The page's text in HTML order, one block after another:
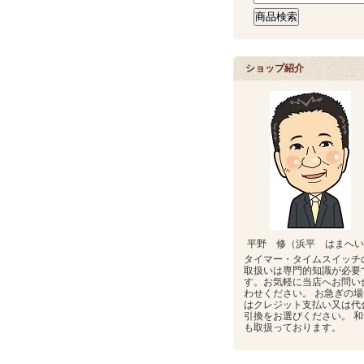
ショップ紹介
平野 修（浜平 はまへい
タイマー・タイムスイッチ
取扱いは専門的知識が必要
す。お気軽に当店へお問い
わせください。 お急ぎの
はクレジット支払い又は代
引換をお選びください。
も取扱っております。